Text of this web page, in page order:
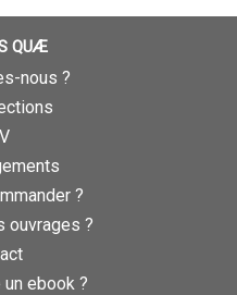
QUÆ
nous ?
?
ouvrages ?
ebook ?